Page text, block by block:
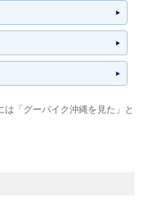
「グーバイク沖縄を見た」と